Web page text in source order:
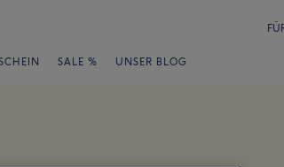
SALE % UNSER BLOG